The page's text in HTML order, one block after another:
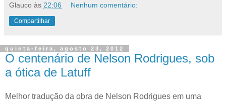
Glauco às 22:06 Nenhum comentário:
Compartilhar
quinta-feira, agosto 23, 2012
O centenário de Nelson Rodrigues, sob
a ótica de Latuff
Melhor tradução da obra de Nelson Rodrigues em uma